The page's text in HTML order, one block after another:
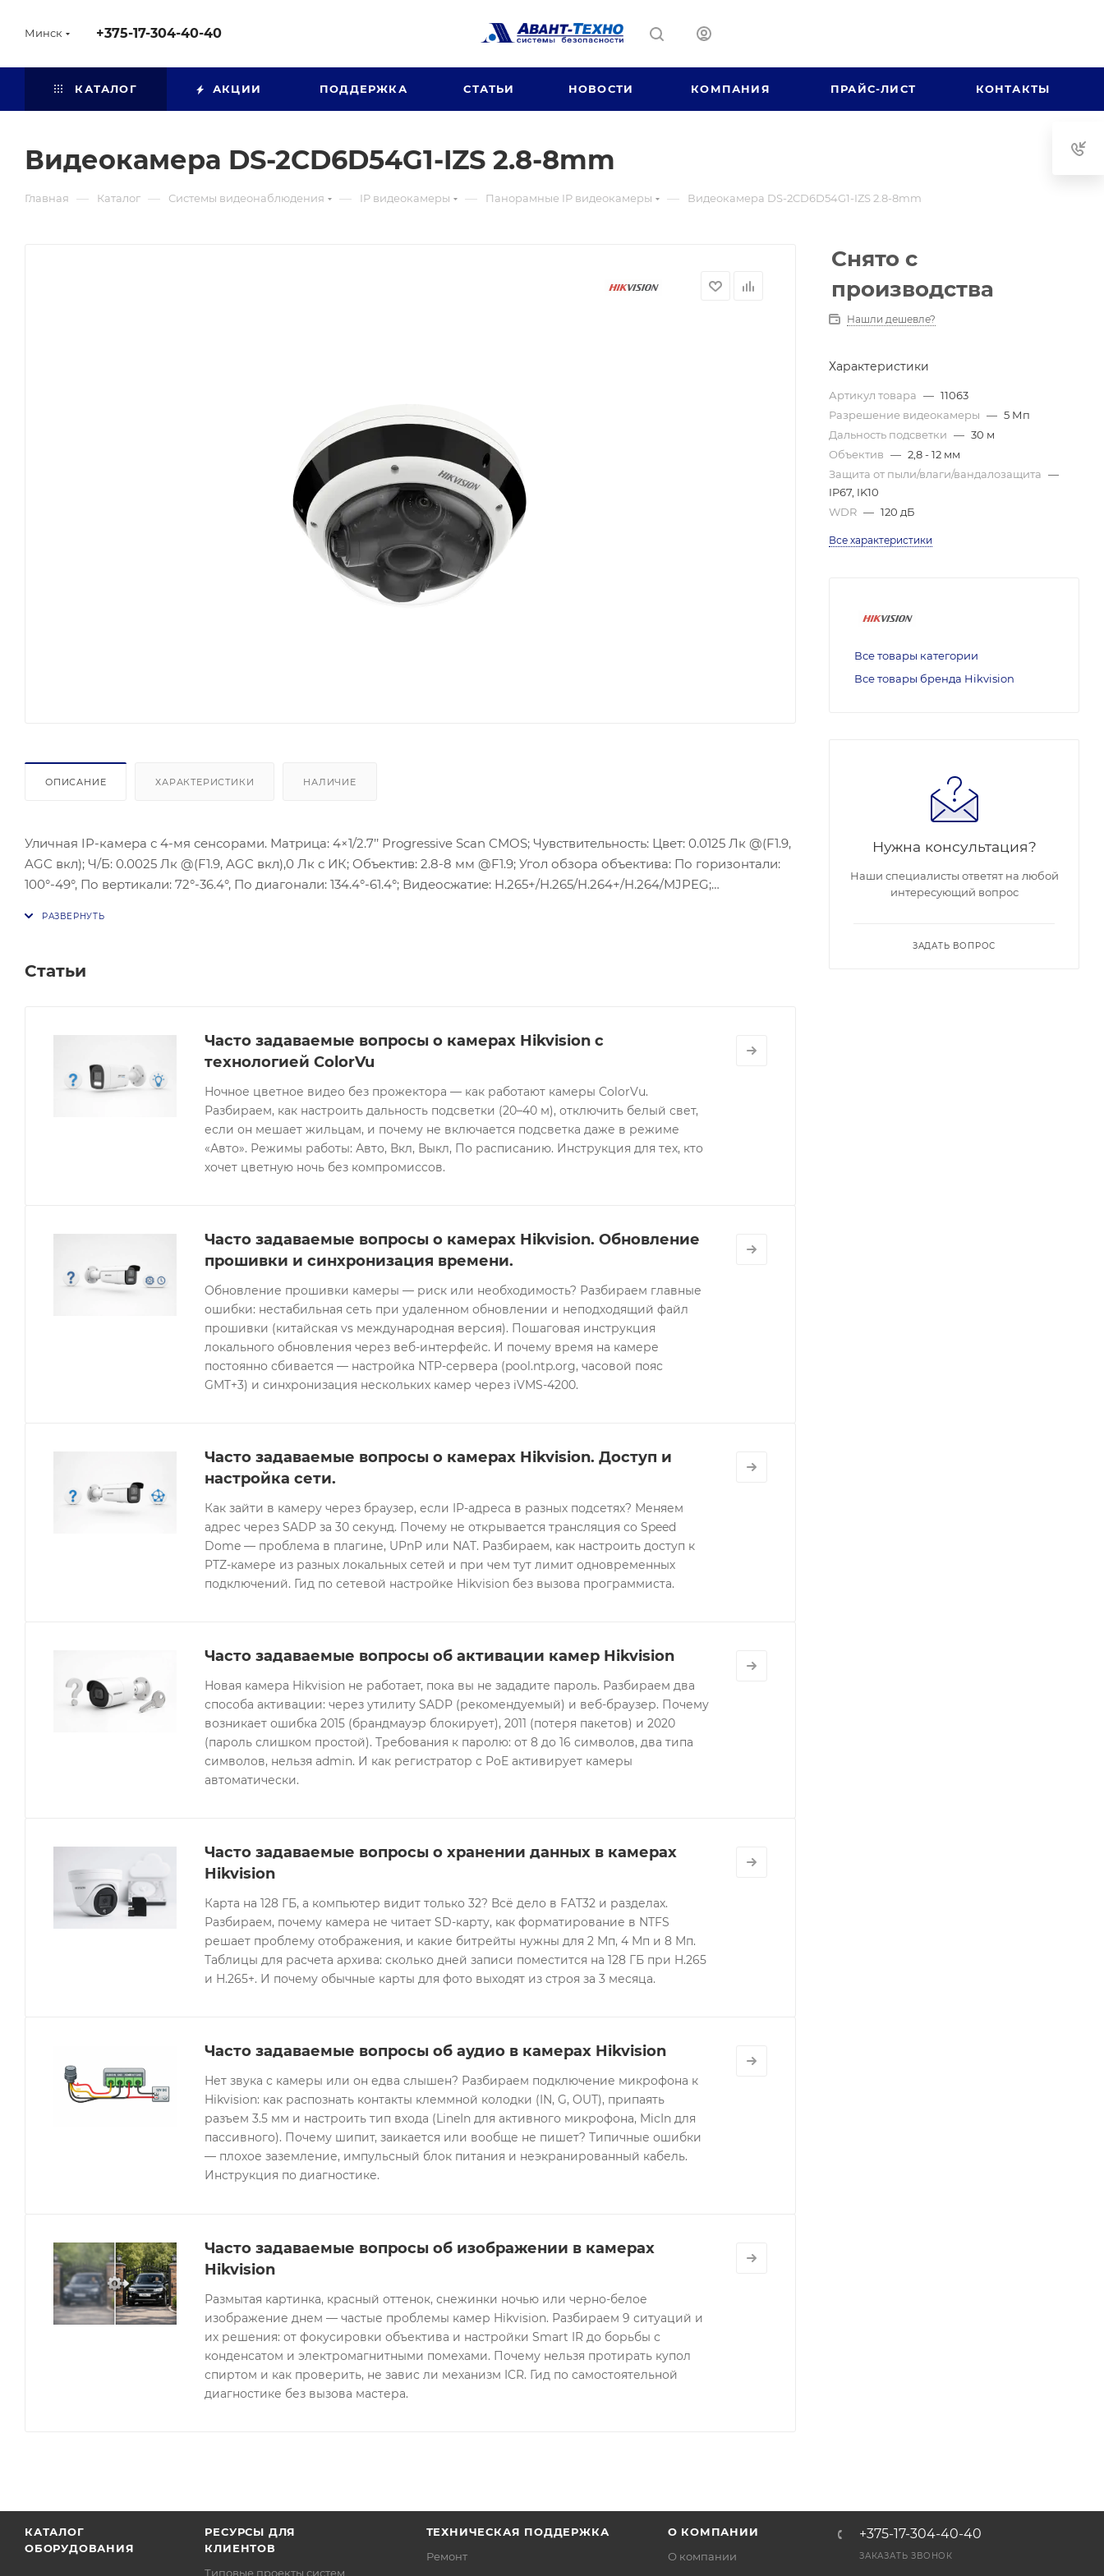
Минск +375-17-304-40-40
КАТАЛОГ АКЦИИ ПОДДЕРЖКА СТАТЬИ НОВОСТИ КОМПАНИЯ ПРАЙС-ЛИСТ КОНТАКТЫ
Видеокамера DS-2CD6D54G1-IZS 2.8-8mm
Главная — Каталог — Системы видеонаблюдения — IP видеокамеры — Панорамные IP видеокамеры — Видеокамера DS-2CD6D54G1-IZS 2.8-8mm
ОПИСАНИЕ ХАРАКТЕРИСТИКИ НАЛИЧИЕ
Уличная IP-камера с 4-мя сенсорами. Матрица: 4×1/2.7’’ Progressive Scan CMOS; Чувствительность: Цвет: 0.0125 Лк @(F1.9,
AGC вкл); Ч/Б: 0.0025 Лк @(F1.9, AGC вкл),0 Лк с ИК; Объектив: 2.8-8 мм @F1.9; Угол обзора объектива: По горизонтали:
100°-49°, По вертикали: 72°-36.4°, По диагонали: 134.4°-61.4°; Видеосжатие: H.265+/H.265/H.264+/H.264/MJPEG;
128Гб; Питание: DC 12 В ±20%, AC 24 В ±20%, PoE (802.3at, калсс4); Потребляемая мощность: 22 Вт, 22 Вт, 19 Вт
Статьи
Часто задаваемые вопросы о камерах Hikvision с
технологией ColorVu
Ночное цветное видео без прожектора — как работают камеры ColorVu.
Разбираем, как настроить дальность подсветки (20–40 м), отключить белый свет,
если он мешает жильцам, и почему не включается подсветка даже в режиме
«Авто». Режимы работы: Авто, Вкл, Выкл, По расписанию. Инструкция для тех, кто
хочет цветную ночь без компромиссов.
Часто задаваемые вопросы о камерах Hikvision. Обновление
прошивки и синхронизация времени.
Обновление прошивки камеры — риск или необходимость? Разбираем главные
ошибки: нестабильная сеть при удаленном обновлении и неподходящий файл
прошивки (китайская vs международная версия). Пошаговая инструкция
локального обновления через веб-интерфейс. И почему время на камере
постоянно сбивается — настройка NTP-сервера (pool.ntp.org, часовой пояс
GMT+3) и синхронизация нескольких камер через iVMS-4200.
Часто задаваемые вопросы о камерах Hikvision. Доступ и
настройка сети.
Как зайти в камеру через браузер, если IP-адреса в разных подсетях? Меняем
адрес через SADP за 30 секунд. Почему не открывается трансляция со Speed
Dome — проблема в плагине, UPnP или NAT. Разбираем, как настроить доступ к
PTZ-камере из разных локальных сетей и при чем тут лимит одновременных
подключений. Гид по сетевой настройке Hikvision без вызова программиста.
Часто задаваемые вопросы об активации камер Hikvision
Новая камера Hikvision не работает, пока вы не зададите пароль. Разбираем два
способа активации: через утилиту SADP (рекомендуемый) и веб-браузер. Почему
возникает ошибка 2015 (брандмауэр блокирует), 2011 (потеря пакетов) и 2020
(пароль слишком простой). Требования к паролю: от 8 до 16 символов, два типа
символов, нельзя admin. И как регистратор с PoE активирует камеры
автоматически.
Часто задаваемые вопросы о хранении данных в камерах
Hikvision
Карта на 128 ГБ, а компьютер видит только 32? Всё дело в FAT32 и разделах.
Разбираем, почему камера не читает SD-карту, как форматирование в NTFS
решает проблему отображения, и какие битрейты нужны для 2 Мп, 4 Мп и 8 Мп.
Таблицы для расчета архива: сколько дней записи поместится на 128 ГБ при H.265
и H.265+. И почему обычные карты для фото выходят из строя за 3 месяца.
Часто задаваемые вопросы об аудио в камерах Hikvision
Нет звука с камеры или он едва слышен? Разбираем подключение микрофона к
Hikvision: как распознать контакты клеммной колодки (IN, G, OUT), припаять
разъем 3.5 мм и настроить тип входа (LineIn для активного микрофона, MicIn для
пассивного). Почему шипит, заикается или вообще не пишет? Типичные ошибки
— плохое заземление, импульсный блок питания и неэкранированный кабель.
Инструкция по диагностике.
Часто задаваемые вопросы об изображении в камерах
Hikvision
Размытая картинка, красный оттенок, снежинки ночью или черно-белое
изображение днем — частые проблемы камер Hikvision. Разбираем 9 ситуаций и
их решения: от фокусировки объектива и настройки Smart IR до борьбы с
конденсатом и электромагнитными помехами. Почему нельзя протирать купол
спиртом и как проверить, не завис ли механизм ICR. Гид по самостоятельной
диагностике без вызова мастера.
Снято с
производства
Нашли дешевле?
Характеристики
Артикул товара — 11063
Разрешение видеокамеры — 5 Мп
Дальность подсветки — 30 м
Объектив — 2,8 - 12 мм
Защита от пыли/влаги/вандалозащита —
IP67, IK10
WDR — 120 дБ
Все характеристики
Все товары категории
Все товары бренда Hikvision
Нужна консультация?
Наши специалисты ответят на любой
интересующий вопрос
ЗАДАТЬ ВОПРОС
КАТАЛОГ
ОБОРУДОВАНИЯ
РЕСУРСЫ ДЛЯ
КЛИЕНТОВ
Типовые проекты систем
ТЕХНИЧЕСКАЯ ПОДДЕРЖКА
Ремонт
О КОМПАНИИ
О компании
+375-17-304-40-40
ЗАКАЗАТЬ ЗВОНОК